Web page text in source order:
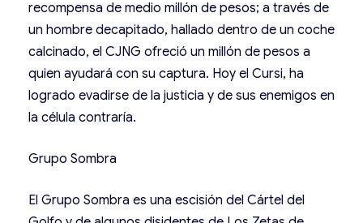
recompensa de medio millón de pesos; a través de
un hombre decapitado, hallado dentro de un coche
calcinado, el CJNG ofreció un millón de pesos a
quien ayudará con su captura. Hoy el Cursi, ha
logrado evadirse de la justicia y de sus enemigos en
la célula contraría.
Grupo Sombra
El Grupo Sombra es una escisión del Cártel del